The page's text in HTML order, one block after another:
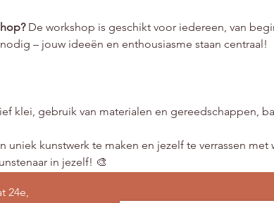
De workshop is geschikt voor iedereen, van
– jouw ideeën en enthousiasme staan centraal!
klei, gebruik van materialen en gereedschappen,
uniek kunstwerk te maken en jezelf te verrassen met
in jezelf! 🎨
24e,